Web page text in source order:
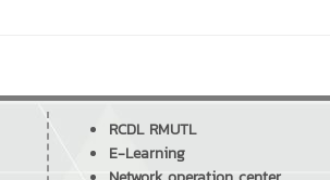
RCDL RMUTL
E-Learning